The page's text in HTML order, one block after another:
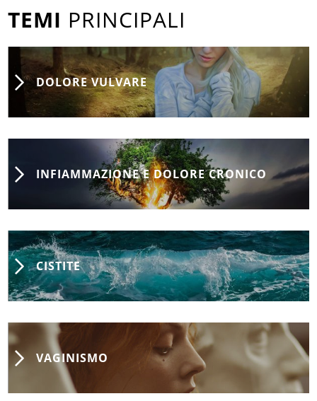
TEMI PRINCIPALI
DOLORE VULVARE
INFIAMMAZIONE E DOLORE CRONICO
CISTITE
VAGINISMO